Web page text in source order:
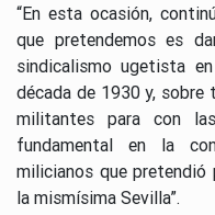
“En esta ocasión,
que pretendemos es
sindicalismo ugetista
década de 1930 y,
militantes para con
fundamental en la
milicianos que pretendió
la mismísima Sevilla”.